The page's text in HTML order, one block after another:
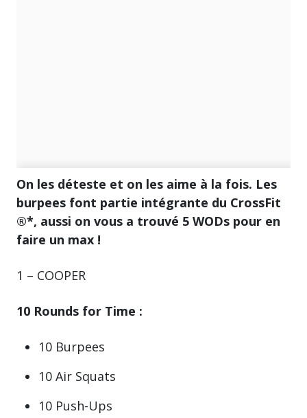
On les déteste et on les aime à la fois. Les
burpees font partie intégrante du CrossFit
®*, aussi on vous a trouvé 5 WODs pour en
faire un max !
1 – COOPER
10 Rounds for Time :
10 Burpees
10 Air Squats
10 Push-Ups